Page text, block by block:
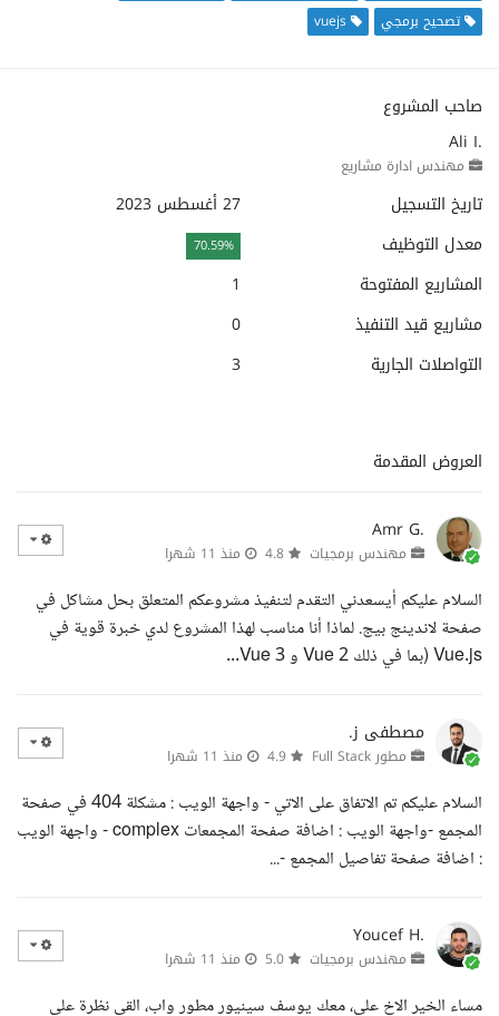
تصحيح برمجي
vuejs
صاحب المشروع
Ali I.
مهندس ادارة مشاريع
تاريخ التسجيل
27 أغسطس 2023
معدل التوظيف
70.59%
المشاريع المفتوحة
1
مشاريع قيد التنفيذ
0
التواصلات الجارية
3
العروض المقدمة
Amr G.
مهندس برمجيات منذ 11 شهرا
السلام عليكم أيسعدني التقدم لتنفيذ مشروعكم المتعلق بحل مشاكل في
صفحة لاندينج بيج. لماذا أنا مناسب لهذا المشروع لدي خبرة قوية في
Vue.js (بما في ذلك Vue 2 و Vue 3...
مصطفى ز.
مطور Full Stack منذ 11 شهرا
السلام عليكم تم الاتفاق على الاتي - واجهة الويب : مشكلة 404 في صفحة
المجمع -واجهة الويب : اضافة صفحة المجمعات complex - واجهة الويب
: اضافة صفحة تفاصيل المجمع -...
Youcef H.
مهندس برمجيات منذ 11 شهرا
مساء الخير الاخ علي، معك يوسف سينيور مطور واب، القي نظرة على